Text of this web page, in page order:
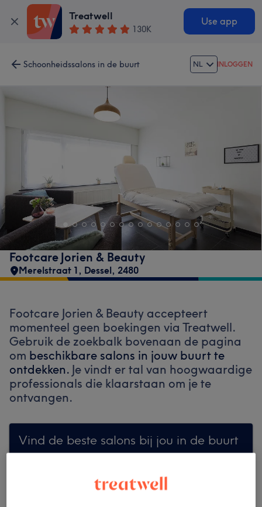
Treatwell
130K
Use app
Schoonheidssalons in de buurt NL INLOGGEN
Footcare Jorien & Beauty
Merelstraat 1, Dessel, 2480
Footcare Jorien & Beauty accepteert
momenteel geen boekingen via Treatwell.
Gebruik de zoekbalk bovenaan de pagina
om beschikbare salons in jouw buurt te
ontdekken. Je vindt er tal van hoogwaardige
professionals die klaarstaan om je te
ontvangen.
Vind de beste salons bij jou in de buurt